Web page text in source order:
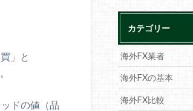
」と
ドの値（品
カテゴリー
海外FX業者
海外FXの基本
海外FX比較